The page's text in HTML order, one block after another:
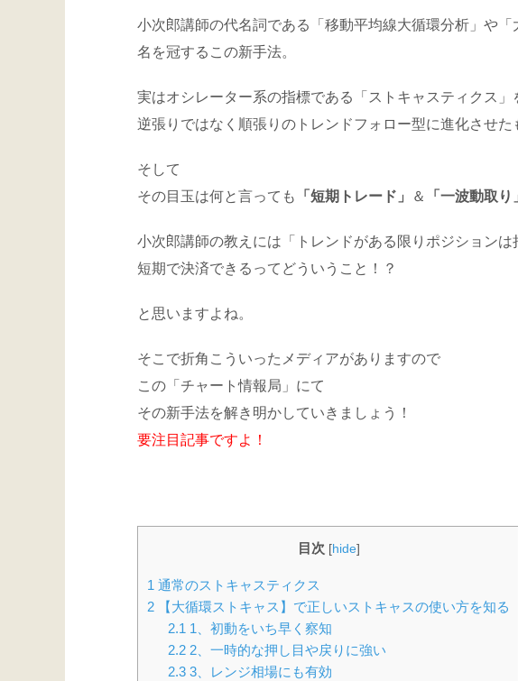
小次郎講師の代名詞である「移動平均線大循環分析」や
名を冠するこの新手法。
実はオシレーター系の指標である「ストキャスティクス」
逆張りではなく順張りのトレンドフォロー型に進化させた
そして
その目玉は何と言っても
「短期トレード」 ＆ 「一波動取り
小次郎講師の教えには「トレンドがある限りポジションは
短期で決済できるってどういうこと！？
と思いますよね。
そこで折角こういったメディアがありますので
この「チャート情報局」にて
その新手法を解き明かしていきましょう！
要注目記事ですよ！
目次 [hide]
1 通常のストキャスティクス
2 【大循環ストキャス】で正しいストキャスの使い方を知る
2.1 1、初動をいち早く察知
2.22、一時的な押し目や戻りに強い
2.33、レンジ相場にも有効